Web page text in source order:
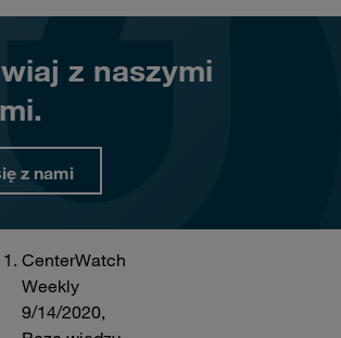
z naszymi
z nami
CenterWatch
Weekly
9/14/2020,